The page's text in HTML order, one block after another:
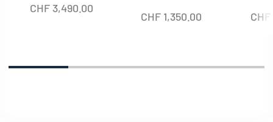
CHF3,490.00
CHF1,350.00 CHF